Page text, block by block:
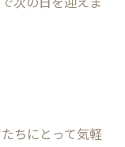
ちにとって気軽